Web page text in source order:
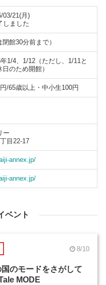
03/21(月)
しました
館30分前まで）
1/4、1/12（ただし、1/11と
のため開館）
/65歳以上・中小生100円
ー
目22-17
annex.jp/
annex.jp/
ベント
8/10
のモードをさがして
MODE